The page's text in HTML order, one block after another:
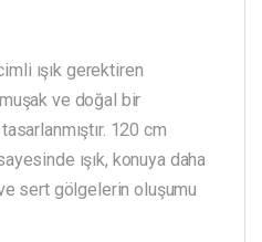
ışık gerektiren
ve doğal bir
120 cm
ışık, konuya daha
sert gölgelerin oluşumu